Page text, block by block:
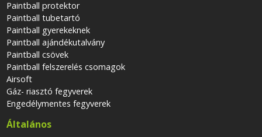
Paintball protektor
Paintball tubetartó
Paintball gyerekeknek
Paintball ajándékutalvány
Paintball csövek
Paintball felszerelés csomagok
Airsoft
Gáz- riasztó fegyverek
Engedélymentes fegyverek
Általános